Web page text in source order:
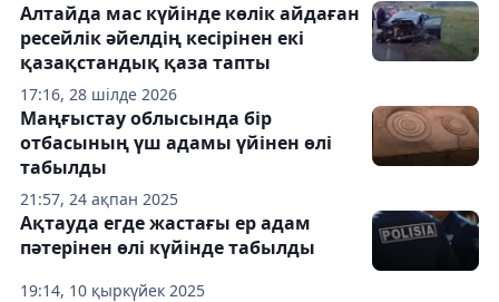
17:16, 28 шілде 2026
Алтайда мас күйінде көлік айдаған
ресейлік әйелдің кесірінен екі
қазақстандық қаза тапты
21:57, 24 ақпан 2025
Маңғыстау облысында бір
отбасының үш адамы үйінен өлі
табылды
19:14, 10 қыркүйек 2025
Ақтауда егде жастағы ер адам
пәтерінен өлі күйінде табылды